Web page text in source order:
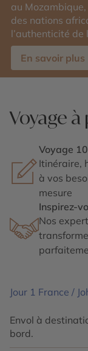
au
des nations
l’authenticité de
En savoir plus
Voyage
Voyage
Itinéraire,
à vos
mesure
Inspirez-
Nos
Jour 1 France /
Envol à
bord.